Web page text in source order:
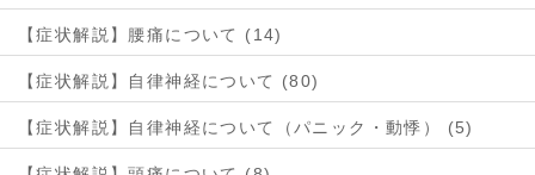
【症状解説】腰痛について (14)
【症状解説】自律神経について (80)
【症状解説】自律神経について（パニック・動悸） (5)